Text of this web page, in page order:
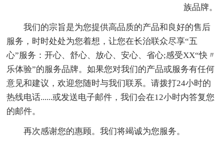
族品牌。
我们的宗旨是为您提供高品质的产品和良好的售后
服务，时时处处为您着想，让您在长治联众尽享“五
心”服务：开心、舒心、放心、安心、省心;感受XX“快〃
乐体验”的服务品牌。如果您对我们的产品或服务有任何
意见和建议，欢迎您随时与我们联系。请拨打24小时的
热线电话......或发送电子邮件，我们会在12小时内答复您
的邮件。
再次感谢您的惠顾。我们将竭诚为您服务。